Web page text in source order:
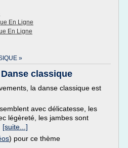
En Ligne
En Ligne
»
classique
la danse classique est
avec délicatesse, les
légèreté, les jambes sont
[suite...]
) pour ce thème